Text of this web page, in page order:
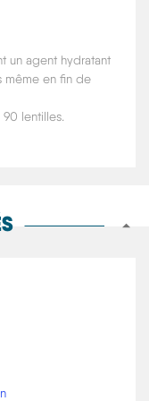
un agent hydratant
même en fin de
lentilles.